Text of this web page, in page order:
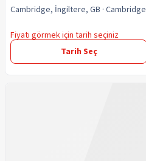
Cambridge, İngiltere, GB · Cambridge
Fiyatı görmek için tarih seçiniz
Tarih Seç